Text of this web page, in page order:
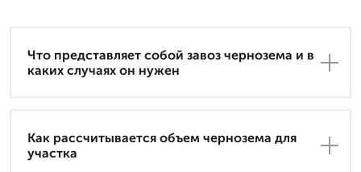
Что представляет собой завоз чернозема и в
каких случаях он нужен
Как рассчитывается объем чернозема для
участка